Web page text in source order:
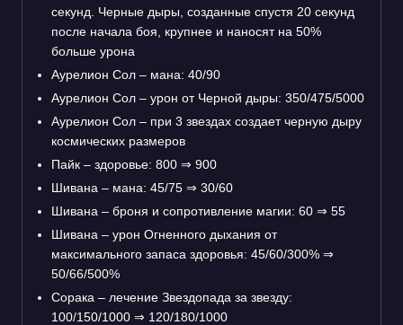
секунд. Черные дыры, созданные спустя 20 секунд
после начала боя, крупнее и наносят на 50%
больше урона
Аурелион Сол – мана: 40/90
Аурелион Сол – урон от Черной дыры: 350/475/5000
Аурелион Сол – при 3 звездах создает черную дыру
космических размеров
Пайк – здоровье: 800 ⇒ 900
Шивана – мана: 45/75 ⇒ 30/60
Шивана – броня и сопротивление магии: 60 ⇒ 55
Шивана – урон Огненного дыхания от
максимального запаса здоровья: 45/60/300% ⇒
50/66/500%
Сорака – лечение Звездопада за звезду:
100/150/1000 ⇒ 120/180/1000